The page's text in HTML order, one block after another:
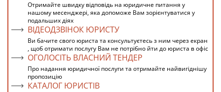
Отримайте швидку відповідь на юридичне питання у
нашому месенджері, яка допоможе Вам зорієнтуватися у
подальших діях
ВІДЕОДЗВІНОК ЮРИСТУ
Ви бачите свого юриста та консультуєтесь з ним через екран
, щоб отримати послугу Вам не потрібно йти до юриста в офіс
ОГОЛОСІТЬ ВЛАСНИЙ ТЕНДЕР
Про надання юридичної послуги та отримайте найвигіднішу
пропозицію
КАТАЛОГ ЮРИСТІВ